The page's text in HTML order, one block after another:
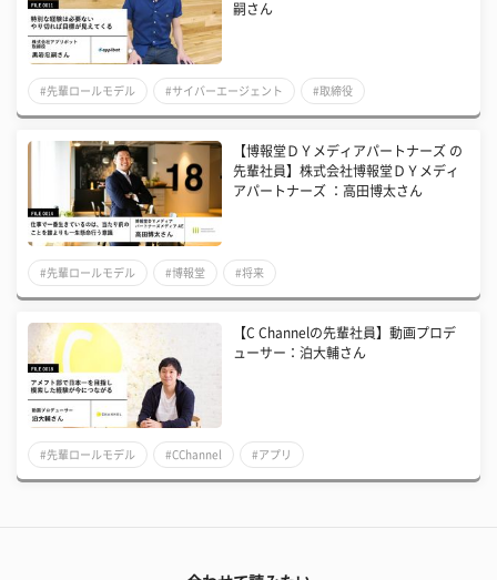
嗣さん
#先輩ロールモデル #サイバーエージェント #取締役
【博報堂ＤＹメディアパートナーズ の
先輩社員】株式会社博報堂ＤＹメディ
アパートナーズ ：高田博太さん
#先輩ロールモデル #博報堂 #将来
【C Channelの先輩社員】動画プロデ
ューサー：泊大輔さん
#先輩ロールモデル #CChannel #アプリ